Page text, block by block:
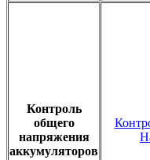
Контроль
общего
напряжения
аккумуляторов